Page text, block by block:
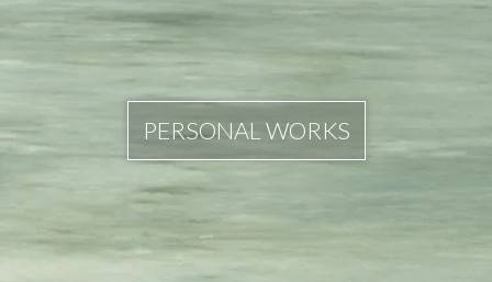
PERSONAL WORKS